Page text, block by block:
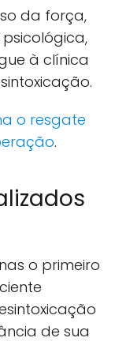
da força,
à clínica
o resgate
.
o primeiro
de sua